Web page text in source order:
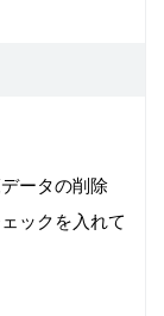
ータの削除
ックを入れて